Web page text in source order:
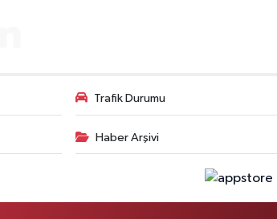
Trafik Durumu
Haber Arşivi